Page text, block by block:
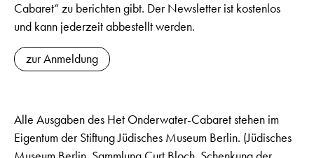
Cabaret“ zu berichten gibt. Der Newsletter ist kostenlos
und kann jederzeit abbestellt werden.
zur Anmeldung
Alle Ausgaben des Het Onderwater-Cabaret stehen im
Eigentum der Stiftung Jüdisches Museum Berlin. (Jüdisches